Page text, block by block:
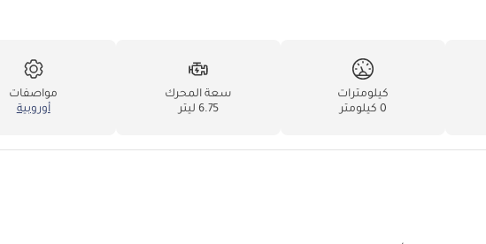
كيلومترات
0 كيلومتر
سعة المحرك
6.75 ليتر
مواصفات
أوروبية